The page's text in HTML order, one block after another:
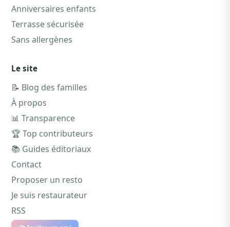
Anniversaires enfants
Terrasse sécurisée
Sans allergènes
Le site
📝 Blog des familles
À propos
📊 Transparence
🏆 Top contributeurs
📚 Guides éditoriaux
Contact
Proposer un resto
Je suis restaurateur
RSS